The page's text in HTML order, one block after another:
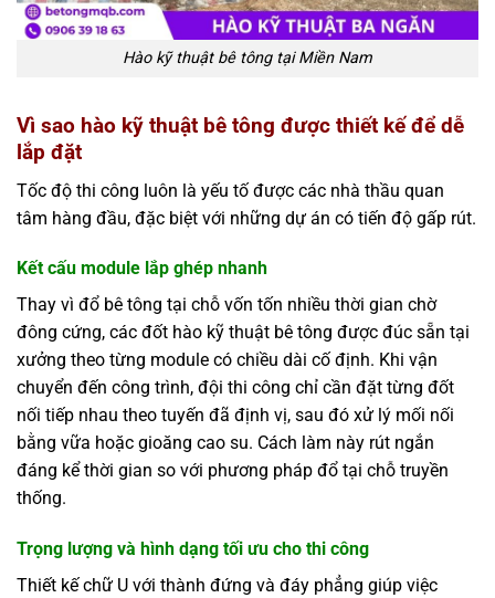
Hào kỹ thuật bê tông tại Miền Nam
Vì sao hào kỹ thuật bê tông được thiết kế để dễ
lắp đặt
Tốc độ thi công luôn là yếu tố được các nhà thầu quan
tâm hàng đầu, đặc biệt với những dự án có tiến độ gấp rút.
Kết cấu module lắp ghép nhanh
Thay vì đổ bê tông tại chỗ vốn tốn nhiều thời gian chờ
đông cứng, các đốt hào kỹ thuật bê tông được đúc sẵn tại
xưởng theo từng module có chiều dài cố định. Khi vận
chuyển đến công trình, đội thi công chỉ cần đặt từng đốt
nối tiếp nhau theo tuyến đã định vị, sau đó xử lý mối nối
bằng vữa hoặc gioăng cao su. Cách làm này rút ngắn
đáng kể thời gian so với phương pháp đổ tại chỗ truyền
thống.
Trọng lượng và hình dạng tối ưu cho thi công
Thiết kế chữ U với thành đứng và đáy phẳng giúp việc